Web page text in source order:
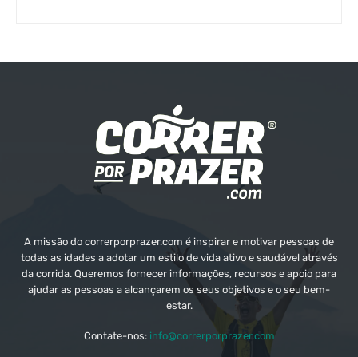
A missão do correrporprazer.com é inspirar e motivar pessoas de
todas as idades a adotar um estilo de vida ativo e saudável através
da corrida. Queremos fornecer informações, recursos e apoio para
ajudar as pessoas a alcançarem os seus objetivos e o seu bem-
estar.
Contate-nos: info@correrporprazer.com